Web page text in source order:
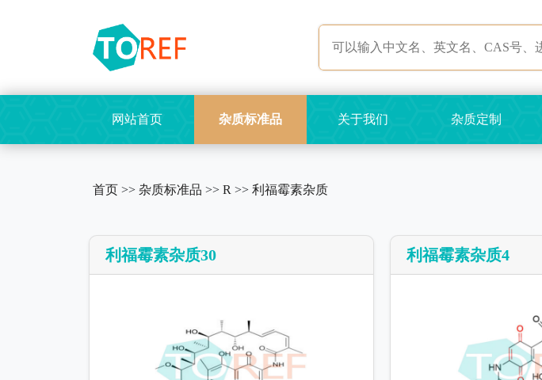
网站首页 杂质标准品 关于我们 杂质定制
首页 >> 杂质标准品 >> R >> 利福霉素杂质
利福霉素杂质30 利福霉素杂质4